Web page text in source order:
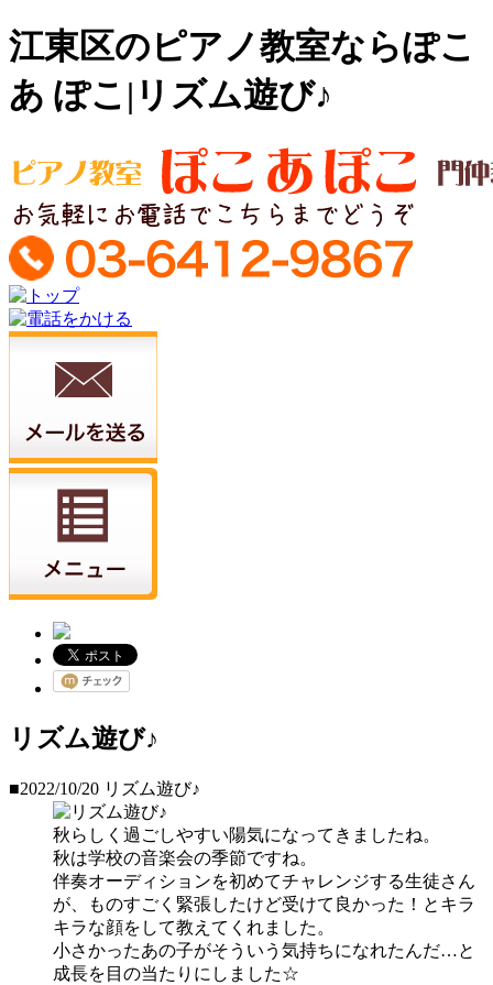
江東区のピアノ教室ならぽこ
あ ぽこ|リズム遊び♪
リズム遊び♪
■2022/10/20 リズム遊び♪
秋らしく過ごしやすい陽気になってきましたね。
秋は学校の音楽会の季節ですね。
伴奏オーディションを初めてチャレンジする生徒さん
が、ものすごく緊張したけど受けて良かった！とキラ
キラな顔をして教えてくれました。
小さかったあの子がそういう気持ちになれたんだ…と
成長を目の当たりにしました☆